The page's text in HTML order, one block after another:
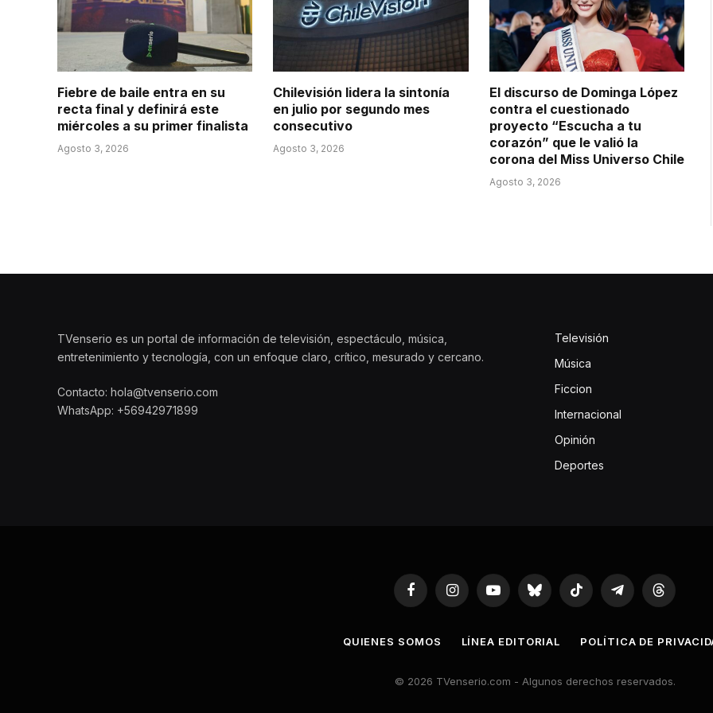
Fiebre de baile entra en su
recta final y definirá este
miércoles a su primer finalista
Agosto 3, 2026
Chilevisión lidera la sintonía
en julio por segundo mes
consecutivo
Agosto 3, 2026
El discurso de Dominga López
contra el cuestionado
proyecto “Escucha a tu
corazón” que le valió la
corona del Miss Universo Chile
Agosto 3, 2026
TVenserio es un portal de información de televisión, espectáculo, música,
entretenimiento y tecnología, con un enfoque claro, crítico, mesurado y cercano.
Contacto: hola@tvenserio.com
WhatsApp: +56942971899
Televisión
Música
Ficcion
Internacional
Opinión
Deportes
FacebookInstagramYouTubeBluesky TikTok TelegramThreads
QUIENES SOMOS LÍNEA EDITORIAL POLÍTICA DE
© 2026 TVenserio.com - Algunos derechos reservados.